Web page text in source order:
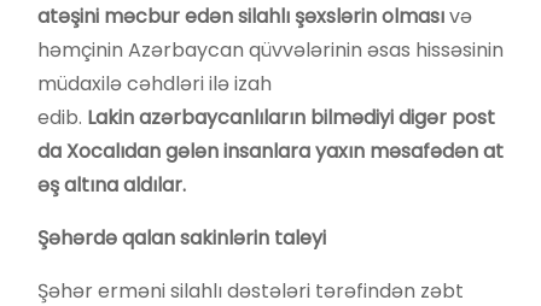
atəşini məcburedənsilahlı şəxslərinolmasıvə
həmçinin Azərbaycan qüvvələrinin əsas hissəsinin
müdaxilə cəhdləri ilə izah
edib. Lakinazərbaycanlıların bilmədiyidigər post
daXocalıdangələninsanlarayaxın məsafədənat
əşaltınaaldılar.
Şəhərdə qalan sakinlərin taleyi
Şəhər erməni silahlı dəstələri tərəfindən zəbt